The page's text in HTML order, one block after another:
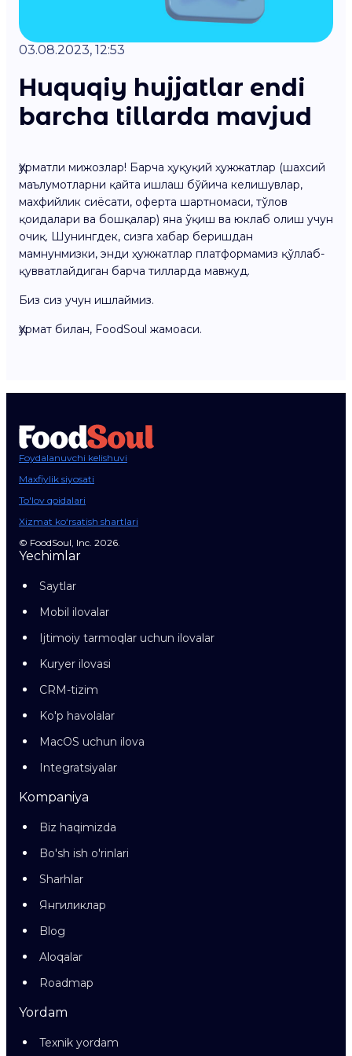
03.08.2023, 12:53
Huquqiy hujjatlar endi
barcha tillarda mavjud
Ҳурматли мижозлар! Барча ҳуқуқий ҳужжатлар (шахсий
маълумотларни қайта ишлаш бўйича келишувлар,
махфийлик сиёсати, оферта шартномаси, тўлов
қоидалари ва бошқалар) яна ўқиш ва юклаб олиш учун
очиқ. Шунингдек, сизга хабар беришдан
мамнунмизки, энди ҳужжатлар платформамиз қўллаб-
қувватлайдиган барча тилларда мавжуд.
Биз сиз учун ишлаймиз.
Ҳурмат билан, FoodSoul жамоаси.
Foydalanuvchi kelishuvi
Maxfiylik siyosati
To'lov qoidalari
Xizmat ko‘rsatish shartlari
© FoodSoul, Inc. 2026.
Yechimlar
Saytlar
Mobil ilovalar
Ijtimoiy tarmoqlar uchun ilovalar
Kuryer ilovasi
CRM-tizim
Ko'p havolalar
MacOS uchun ilova
Integratsiyalar
Kompaniya
Biz haqimizda
Bo'sh ish o'rinlari
Sharhlar
Янгиликлар
Blog
Aloqalar
Roadmap
Yordam
Texnik yordam